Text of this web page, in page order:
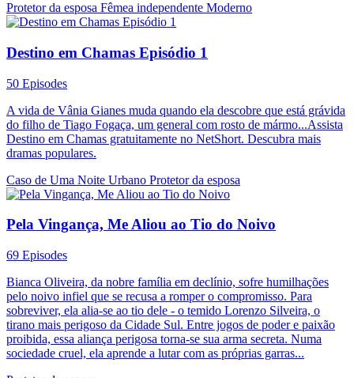
Protetor da esposa Fêmea independente Moderno
Destino em Chamas Episódio 1
50 Episodes
A vida de Vânia Gianes muda quando ela descobre que está grávida
do filho de Tiago Fogaça, um general com rosto de mármo...Assista
Destino em Chamas gratuitamente no NetShort. Descubra mais
dramas populares.
Caso de Uma Noite Urbano Protetor da esposa
Pela Vingança, Me Aliou ao Tio do Noivo
69 Episodes
Bianca Oliveira, da nobre família em declínio, sofre humilhações
pelo noivo infiel que se recusa a romper o compromisso. Para
sobreviver, ela alia-se ao tio dele - o temido Lorenzo Silveira, o
tirano mais perigoso da Cidade Sul. Entre jogos de poder e paixão
proibida, essa aliança perigosa torna-se sua arma secreta. Numa
sociedade cruel, ela aprende a lutar com as próprias garras...